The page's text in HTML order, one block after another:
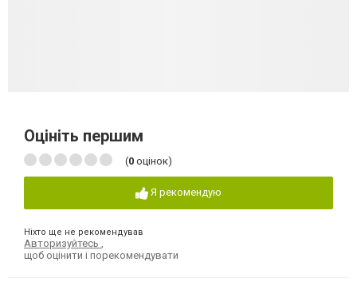
Оцініть першим
(0 оцінок)
Я рекомендую
Ніхто ще не рекомендував
Авторизуйтесь
щоб оцінити і порекомендувати